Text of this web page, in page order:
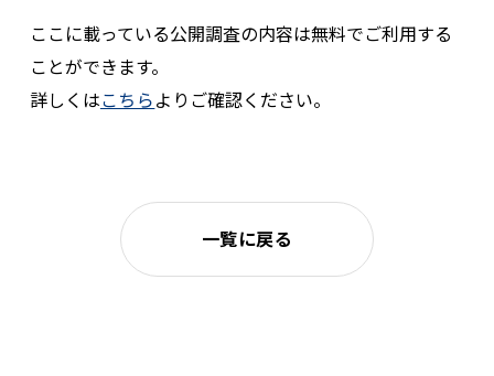
ここに載っている公開調査の内容は無料でご利用する
ことができます。
詳しくはこちらよりご確認ください。
一覧に戻る